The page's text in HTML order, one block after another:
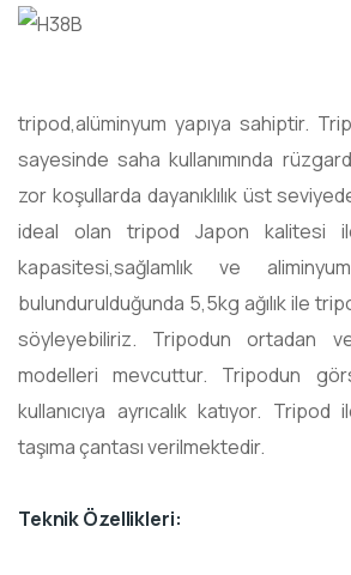
tripod,alüminyum yapıya sahiptir.
sayesinde saha kullanımında
zor koşullarda dayanıklılık üst
ideal olan tripod Japon kalitesi ile
kapasitesi,sağlamlık ve
bulundurulduğunda 5,5kg ağılık ile
söyleyebiliriz. Tripodun ortadan
modelleri mevcuttur. Tripodun
kullanıcıya ayrıcalık katıyor.
taşıma çantası verilmektedir.
Teknik Özellikleri: